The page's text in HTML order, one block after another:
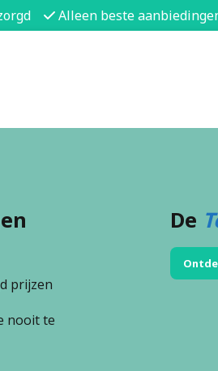
Alleen beste
prijzen
nooit te
De